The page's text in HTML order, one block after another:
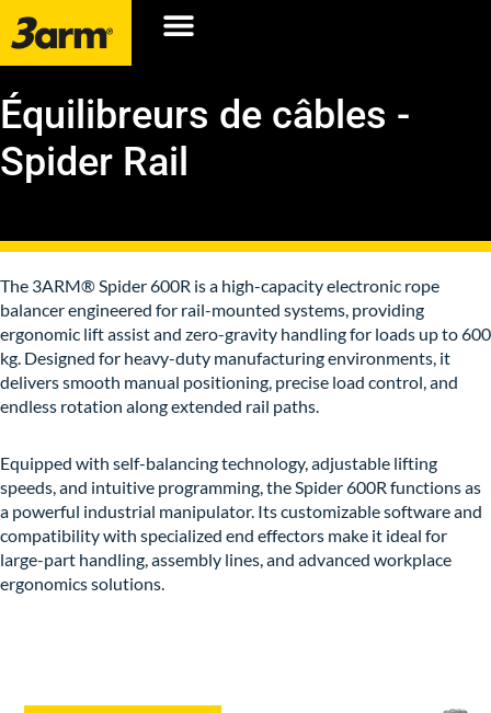
Équilibreurs de câbles -
Spider Rail
The 3ARM® Spider 600R is a high-capacity electronic rope
balancer engineered for rail-mounted systems, providing
ergonomic lift assist and zero-gravity handling for loads up to 600
kg. Designed for heavy-duty manufacturing environments, it
delivers smooth manual positioning, precise load control, and
endless rotation along extended rail paths.
Equipped with self-balancing technology, adjustable lifting
speeds, and intuitive programming, the Spider 600R functions as
a powerful industrial manipulator. Its customizable software and
compatibility with specialized end effectors make it ideal for
large-part handling, assembly lines, and advanced workplace
ergonomics solutions.